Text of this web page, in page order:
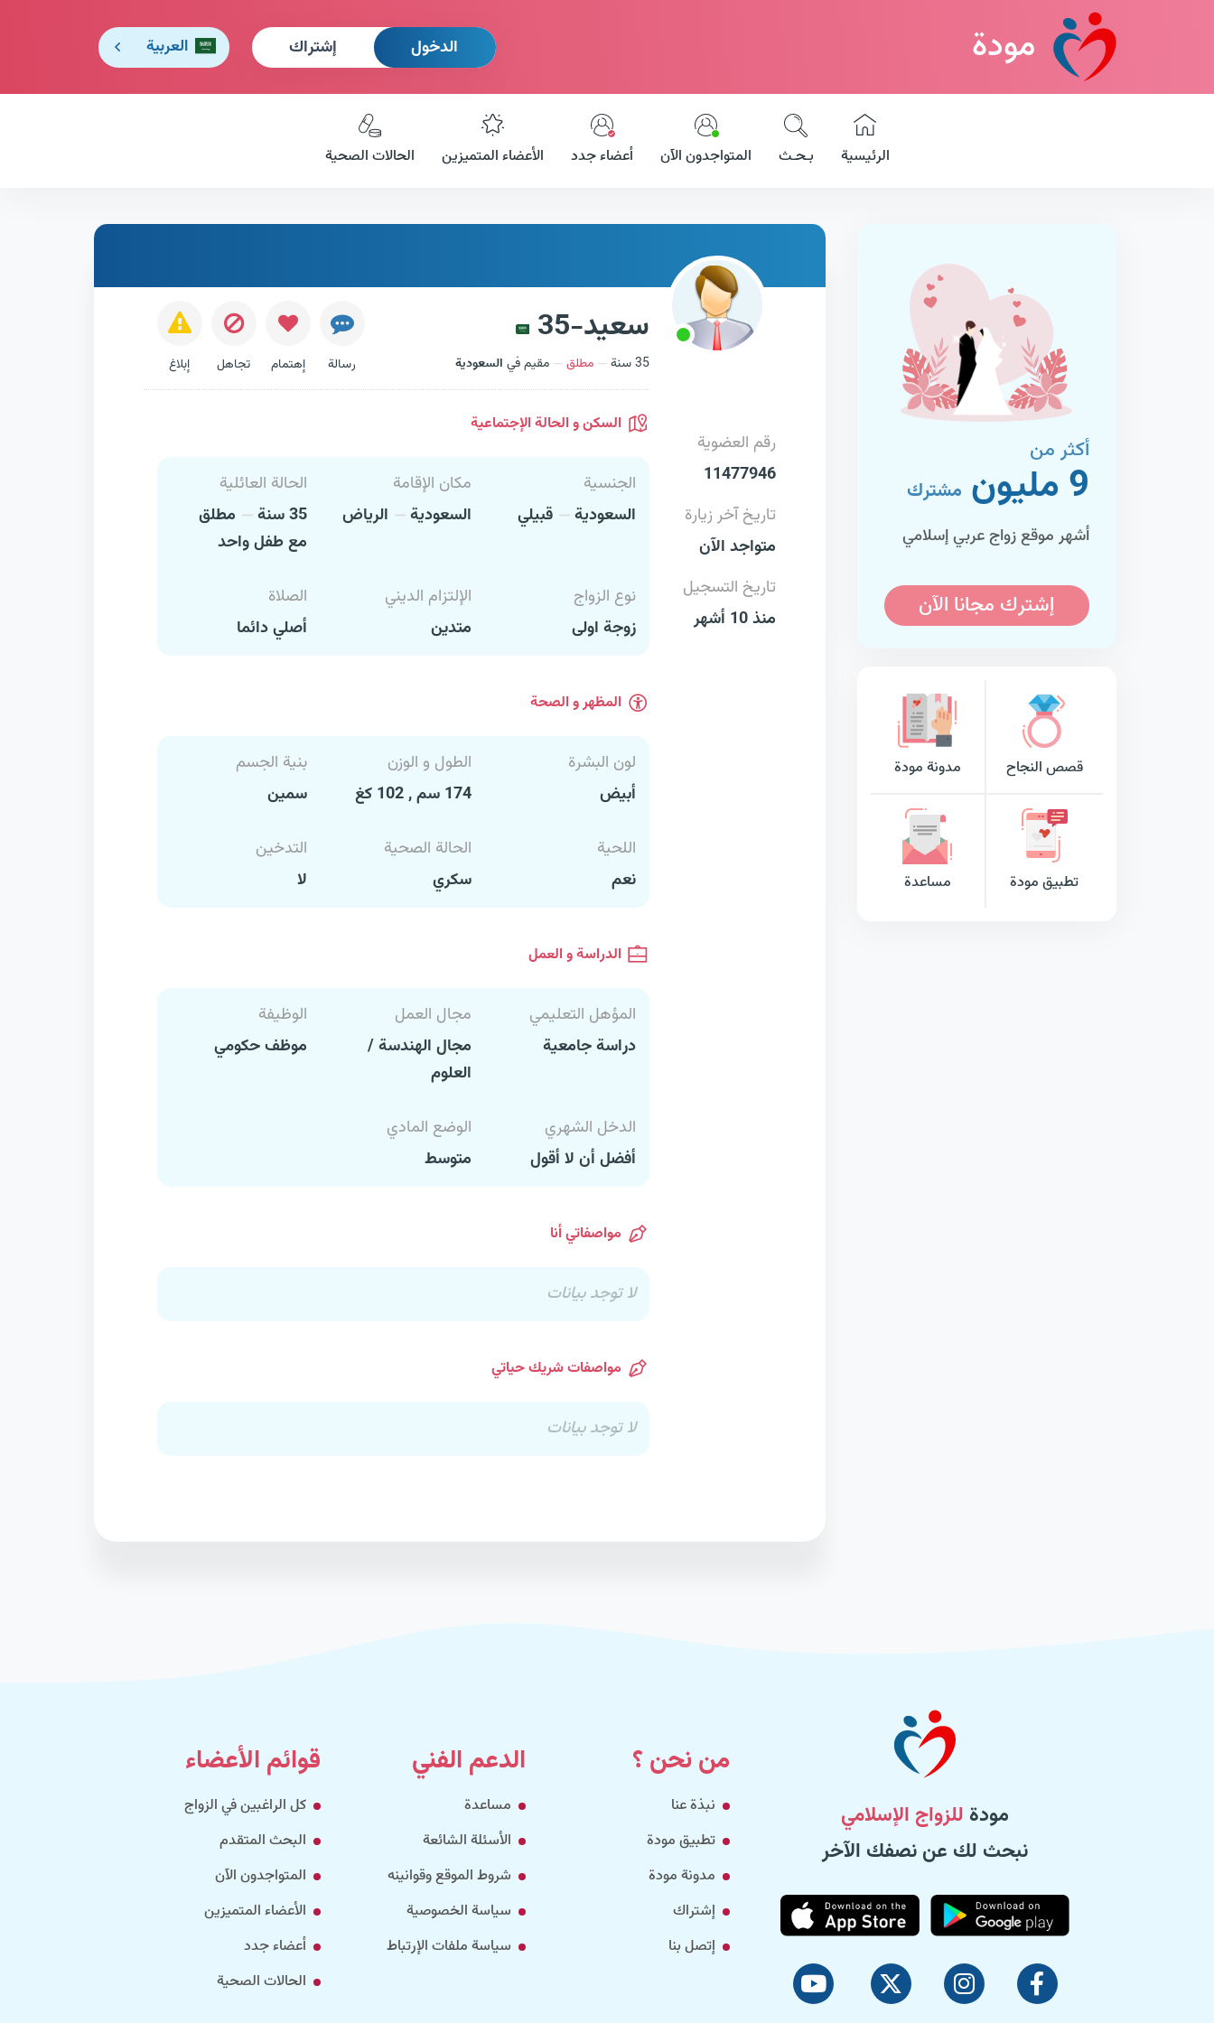
مودة الدخول إشتراك العربية
الرئيسية بـحـث المتواجدون الآن أعضاء جدد الأعضاء المتميزين الحالات الصحية
أكثر من
9 مليون مشترك
أشهر موقع زواج عربي إسلامي
إشترك مجانا الآن
قصص النجاح مدونة مودة
تطبيق مودة مساعدة
سعيد-35
35 سنة مطلق مقيم في السعودية رسالة إهتمام تجاهل إبلاغ
رقم العضوية
11477946
تاريخ آخر زيارة
متواجد الآن
تاريخ التسجيل
منذ 10 أشهر
السكن و الحالة الإجتماعية
الجنسية
السعودية
قبيلي
مكان الإقامة
السعودية
الرياض
الحالة العائلية
35 سنة
مطلق
مع طفل واحد
نوع الزواج
زوجة اولى
الإلتزام الديني
متدين
الصلاة
أصلي دائما
المظهر و الصحة
لون البشرة
أبيض
الطول و الوزن
174 سم , 102 كغ
بنية الجسم
سمين
اللحية
نعم
الحالة الصحية
سكري
التدخين
لا
الدراسة و العمل
المؤهل التعليمي
دراسة جامعية
مجال العمل
مجال الهندسة /
العلوم
الوظيفة
موظف حكومي
الدخل الشهري
أفضل أن لا أقول
الوضع المادي
متوسط
مواصفاتي أنا
لا توجد بيانات
مواصفات شريك حياتي
لا توجد بيانات
مودة للزواج الإسلامي
نبحث لك عن نصفك الآخر
من نحن ؟
نبذة عنا
تطبيق مودة
مدونة مودة
إشتراك
إتصل بنا
الدعم الفني
مساعدة
الأسئلة الشائعة
شروط الموقع وقوانينه
سياسة الخصوصية
سياسة ملفات الإرتباط
قوائم الأعضاء
كل الراغبين في الزواج
البحث المتقدم
المتواجدون الآن
الأعضاء المتميزين
أعضاء جدد
الحالات الصحية